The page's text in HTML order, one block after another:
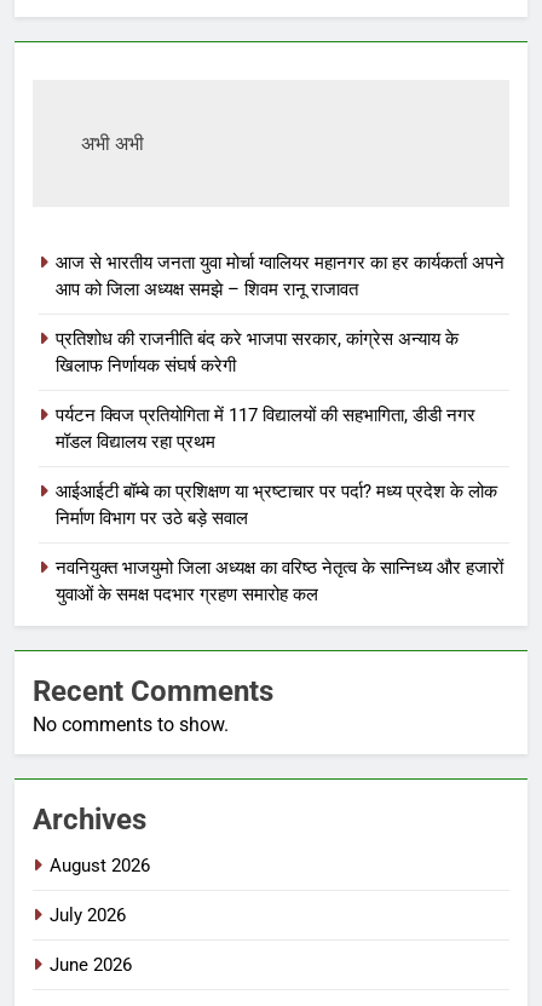
अभी अभी
आज से भारतीय जनता युवा मोर्चा ग्वालियर महानगर का हर कार्यकर्ता अपने
आप को जिला अध्यक्ष समझे – शिवम रानू राजावत
प्रतिशोध की राजनीति बंद करे भाजपा सरकार, कांग्रेस अन्याय के
खिलाफ निर्णायक संघर्ष करेगी
पर्यटन क्विज प्रतियोगिता में 117 विद्यालयों की सहभागिता, डीडी नगर
मॉडल विद्यालय रहा प्रथम
आईआईटी बॉम्बे का प्रशिक्षण या भ्रष्टाचार पर पर्दा? मध्य प्रदेश के लोक
निर्माण विभाग पर उठे बड़े सवाल
नवनियुक्त भाजयुमो जिला अध्यक्ष का वरिष्ठ नेतृत्व के सान्निध्य और हजारों
युवाओं के समक्ष पदभार ग्रहण समारोह कल
Recent Comments
No comments to show.
Archives
August 2026
July 2026
June 2026